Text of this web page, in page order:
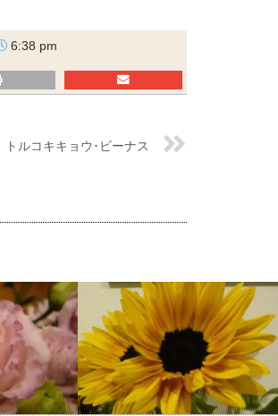
6:38 pm
トルコキキョウ･ビーナス